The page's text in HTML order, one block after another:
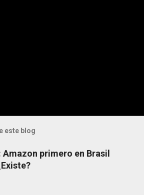
este blog
Amazon primero en Brasil